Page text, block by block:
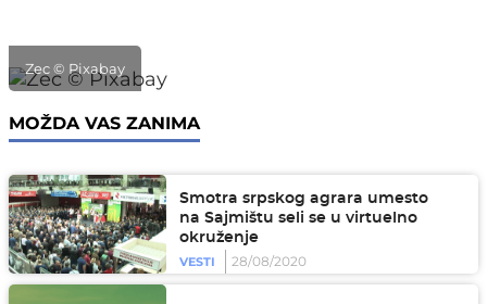
Zec © Pixabay
MOŽDA VAS ZANIMA
Smotra srpskog agrara umesto
na Sajmištu seli se u virtuelno
okruženje
VESTI
28/08/2020